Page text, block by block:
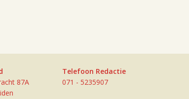
87A
Telefoon Redactie
071 - 5235907